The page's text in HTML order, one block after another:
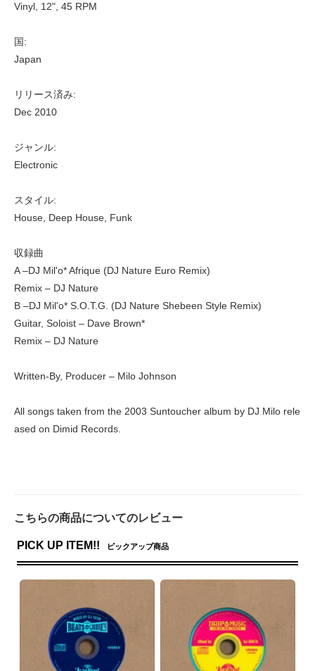
Vinyl, 12", 45 RPM
国:
Japan
リリース済み:
Dec 2010
ジャンル:
Electronic
スタイル:
House, Deep House, Funk
収録曲
A –DJ Mil'o* Afrique (DJ Nature Euro Remix)
Remix – DJ Nature
B –DJ Mil'o* S.O.T.G. (DJ Nature Shebeen Style Remix)
Guitar, Soloist – Dave Brown*
Remix – DJ Nature
Written-By, Producer – Milo Johnson
All songs taken from the 2003 Suntoucher album by DJ Milo rele
ased on Dimid Records.
こちらの商品についてのレビュー
PICK UP ITEM!! ピックアップ商品